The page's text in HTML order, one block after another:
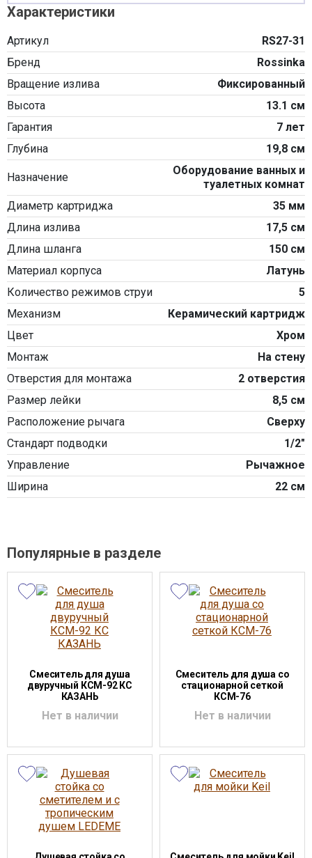
Характеристики
Артикул
RS27-31
Бренд
Rossinka
Вращение излива
Фиксированный
Высота
13.1 см
Гарантия
7 лет
Глубина
19,8 см
Назначение
Оборудование ванных и
туалетных комнат
Диаметр картриджа
35 мм
Длина излива
17,5 см
Длина шланга
150 см
Материал корпуса
Латунь
Количество режимов струи
5
Механизм
Керамический картридж
Цвет
Хром
Монтаж
На стену
Отверстия для монтажа
2 отверстия
Размер лейки
8,5 см
Расположение рычага
Сверху
Стандарт подводки
1/2"
Управление
Рычажное
Ширина
22 см
Популярные в разделе
Смеситель для душа
двуручный КСМ-92 КС
КАЗАНЬ
Нет в наличии
Смеситель для душа со
стационарной сеткой
КСМ-76
Нет в наличии